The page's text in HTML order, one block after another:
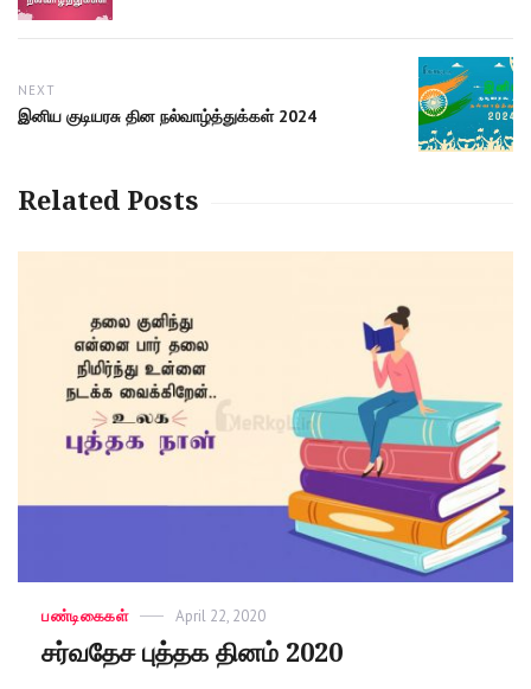
NEXT
Next
இனிய குடியரசு தின நல்வாழ்த்துக்கள் 2024
Related Posts
Categories
பண்டிகைகள்
Posted
April 22, 2020
சர்வதேச புத்தக தினம் 2020